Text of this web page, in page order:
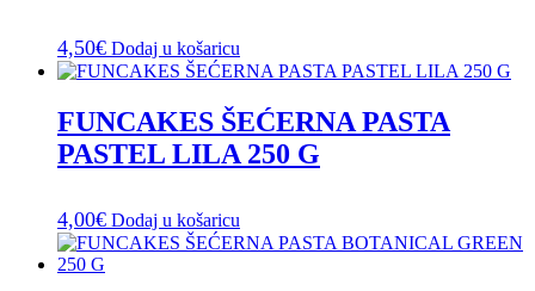
4,50€ Dodaj u košaricu
FUNCAKES ŠEĆERNA PASTA
PASTEL LILA 250 G
4,00€ Dodaj u košaricu